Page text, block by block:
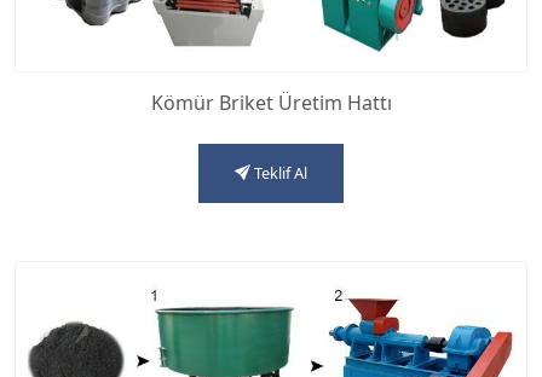
Kömür Briket Üretim Hattı
Teklif Al